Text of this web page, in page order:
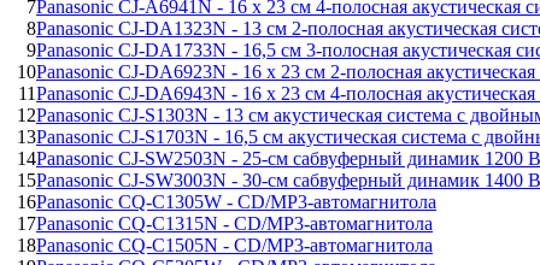
7Panasonic CJ-A6941N - 16 х 23 см 4-полосная акустическая
8Panasonic CJ-DA1323N - 13 см 2-полосная акустическая
9Panasonic CJ-DA1733N - 16,5 см 3-полосная акустическая
10Panasonic CJ-DA6923N - 16 х 23 см 2-полосная акустическая
11Panasonic CJ-DA6943N - 16 х 23 см 4-полосная акустическая
12Panasonic CJ-S1303N - 13 см акустическая система с
13Panasonic CJ-S1703N - 16,5 см акустическая система с
14Panasonic CJ-SW2503N - 25-см сабвуферный динамик 1200
15Panasonic CJ-SW3003N - 30-см сабвуферный динамик 1400
16Panasonic CQ-C1305W - CD/MP3-автомагнитола
17Panasonic CQ-C1315N - CD/MP3-автомагнитола
18Panasonic CQ-C1505N - CD/MP3-автомагнитола